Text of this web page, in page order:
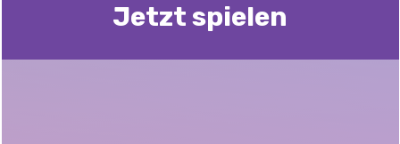
Jetzt spielen